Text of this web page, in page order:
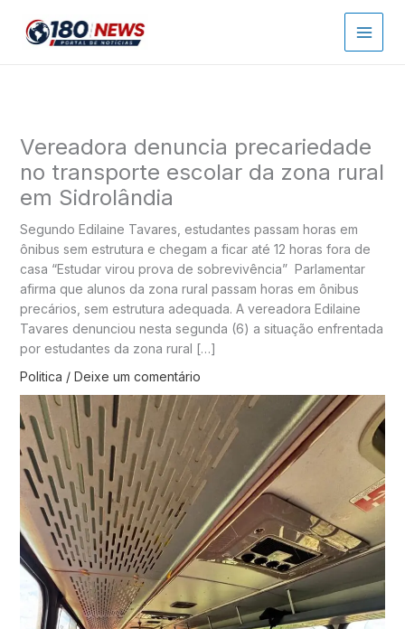
para
Vereadora denuncia precariedade
no transporte escolar da zona rural
em Sidrolândia
Segundo Edilaine Tavares, estudantes passam horas em
ônibus sem estrutura e chegam a ficar até 12 horas fora de
casa “Estudar virou prova de sobrevivência” Parlamentar
afirma que alunos da zona rural passam horas em ônibus
precários, sem estrutura adequada. A vereadora Edilaine
Tavares denunciou nesta segunda (6) a situação enfrentada
por estudantes da zona rural […]
Politica / Deixe um comentário